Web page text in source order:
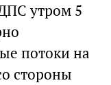
утром 5
потоки на
стороны